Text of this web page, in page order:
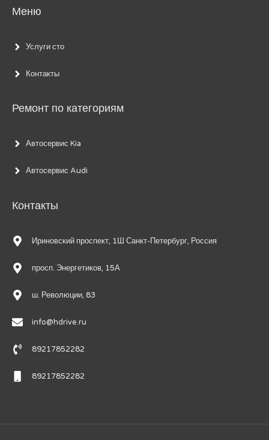
Меню
Услуги сто
Контакты
Ремонт по категориям
Автосервис Kia
Автосервис Audi
Контакты
Ириновский проспект, 1Ш Санкт-Петербург, Россия
просп. Энергетиков, 15А
ш. Революции, 83
info@hdrive.ru
89217852282
89217852282